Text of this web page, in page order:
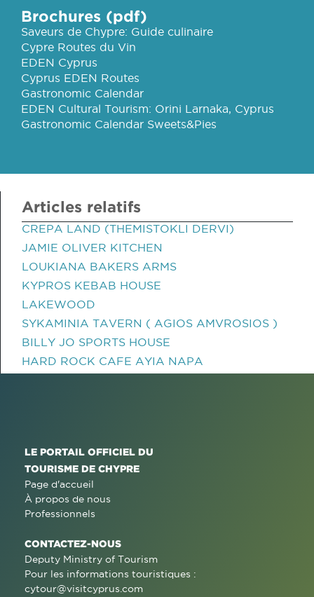
Brochures (pdf)
Saveurs de Chypre: Guide culinaire
Cypre Routes du Vin
EDEN Cyprus
Cyprus EDEN Routes
Gastronomic Calendar
EDEN Cultural Tourism: Orini Larnaka, Cyprus
Gastronomic Calendar Sweets&Pies
Articles relatifs
CREPA LAND (THEMISTOKLI DERVI)
JAMIE OLIVER KITCHEN
LOUKIANA BAKERS ARMS
KYPROS KEBAB HOUSE
LAKEWOOD
SYKAMINIA TAVERN ( AGIOS AMVROSIOS )
BILLY JO SPORTS HOUSE
HARD ROCK CAFE AYIA NAPA
LE PORTAIL OFFICIEL DU
TOURISME DE CHYPRE
Page d'accueil
À propos de nous
Professionnels
CONTACTEZ-NOUS
Deputy Ministry of Tourism
Pour les informations touristiques :
cytour@visitcyprus.com